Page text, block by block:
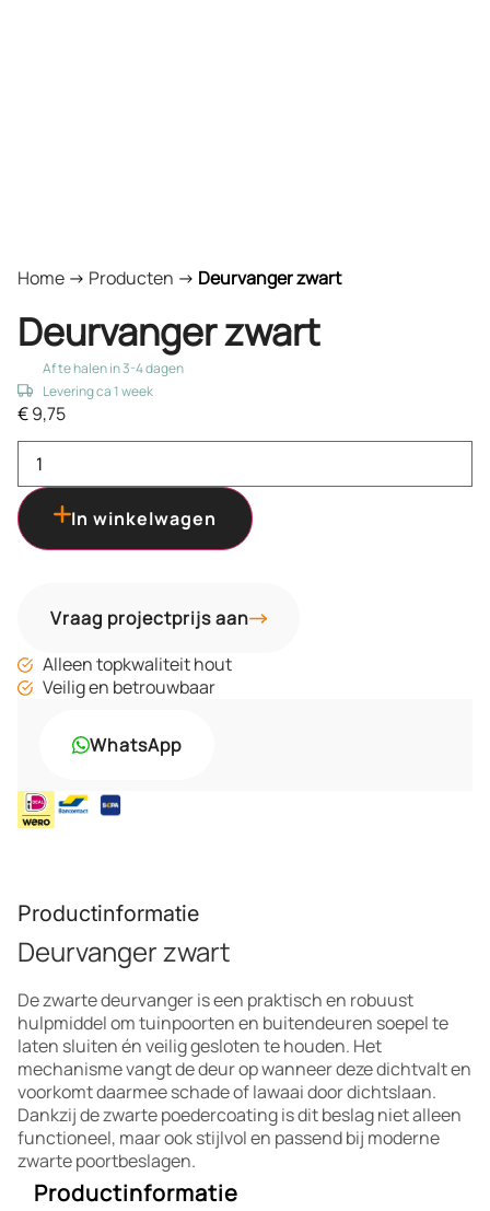
Home -> Producten -> Deurvanger zwart
Deurvanger zwart
Af te halen in 3-4 dagen
Levering ca 1 week
€9,75
In winkelwagen
Vraag projectprijs aan
Alleen topkwaliteit hout
Veilig en betrouwbaar
WhatsApp
Productinformatie
Deurvanger zwart
De zwarte deurvanger is een praktisch en robuust
hulpmiddel om tuinpoorten en buitendeuren soepel te
laten sluiten én veilig gesloten te houden. Het
mechanisme vangt de deur op wanneer deze dichtvalt en
voorkomt daarmee schade of lawaai door dichtslaan.
Dankzij de zwarte poedercoating is dit beslag niet alleen
functioneel, maar ook stijlvol en passend bij moderne
zwarte poortbeslagen.
Productinformatie